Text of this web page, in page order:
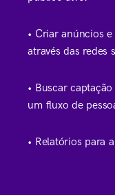
• Criar anúncios
através das redes
• Buscar
um fluxo de
• Relatórios para